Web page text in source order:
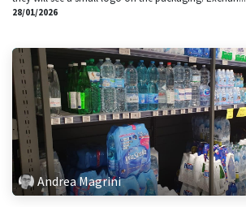
28/01/2026
Andrea Magrini